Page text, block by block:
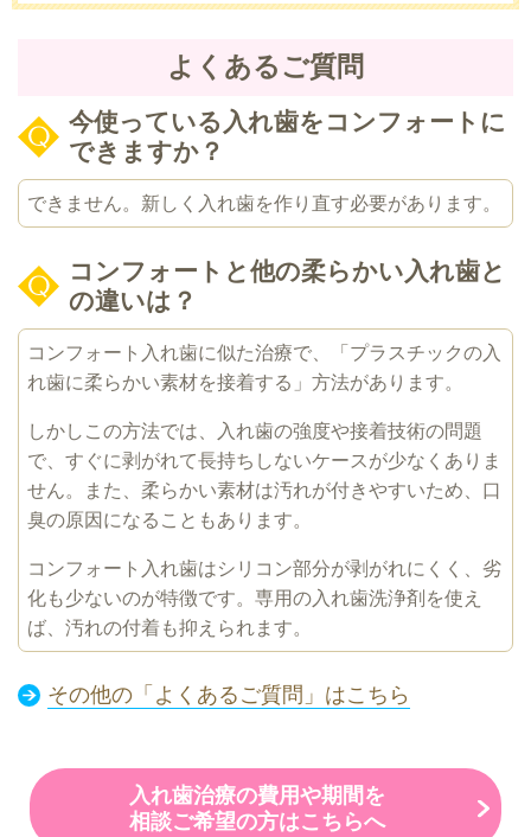
よくあるご質問
今使っている入れ歯をコンフォートに
できますか？
できません。新しく入れ歯を作り直す必要があります。
コンフォートと他の柔らかい入れ歯と
の違いは？
コンフォート入れ歯に似た治療で、「プラスチックの入
れ歯に柔らかい素材を接着する」方法があります。
しかしこの方法では、入れ歯の強度や接着技術の問題
で、すぐに剥がれて長持ちしないケースが少なくありま
せん。また、柔らかい素材は汚れが付きやすいため、口
臭の原因になることもあります。
コンフォート入れ歯はシリコン部分が剥がれにくく、劣
化も少ないのが特徴です。専用の入れ歯洗浄剤を使え
ば、汚れの付着も抑えられます。
その他の「よくあるご質問」はこちら
入れ歯治療の費用や期間を
相談ご希望の方はこちらへ